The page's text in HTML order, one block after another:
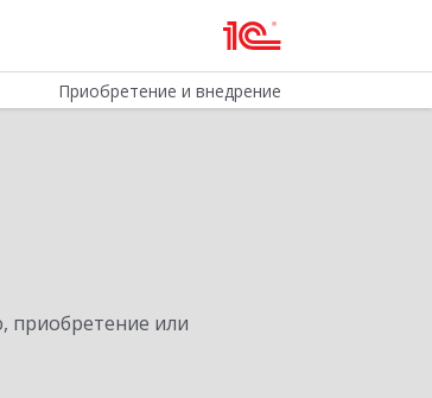
Приобретение и внедрение
приобретение или